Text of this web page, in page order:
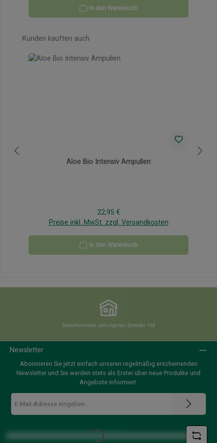
In den Warenkorb
Produktgalerie überspringen
Kunden kauften auch
Aloe Bio Intensiv Ampullen
Regulärer Preis:
22,95 €
Preise inkl. MwSt. zzgl. Versandkosten
In den Warenkorb
Naturkosmetik vom eigenen Demeter Hof
Newsletter
Abonnieren Sie jetzt einfach unseren regelmäßig erscheinenden
Newsletter und Sie werden stets als Erster über neue Produkte und
Angebote informiert.
E-
Mail-
Adresse
Loading...